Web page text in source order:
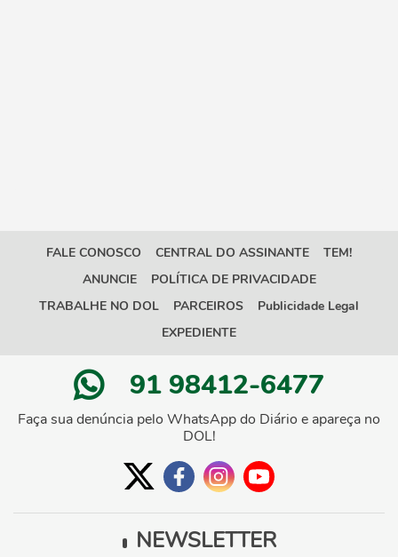
FALE CONOSCO CENTRAL DO ASSINANTE
TEM!
ANUNCIE
POLÍTICA DE PRIVACIDADE
TRABALHE NO DOL
PARCEIROS
Publicidade Legal
EXPEDIENTE
91 98412-6477
Faça sua denúncia pelo WhatsApp do Diário e apareça no
DOL!
NEWSLETTER